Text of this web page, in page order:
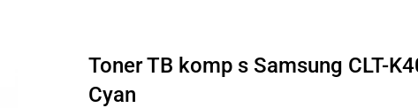
Toner TB komp s Samsung CLT-
Cyan